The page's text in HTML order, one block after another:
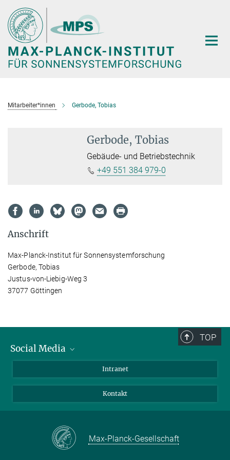
Hauptinhalt
Mitarbeiter*innen Gerbode, Tobias
Gerbode, Tobias
Gebäude- und Betriebstechnik
+49 551 384 979-0
Anschrift
Max-Planck-Institut für Sonnensystemforschung
Gerbode, Tobias
Justus-von-Liebig-Weg 3
37077 Göttingen
TOP
Social Media
Facebook
Instagram
Mastodon
Intranet
Kontakt
Max-Planck-Gesellschaft